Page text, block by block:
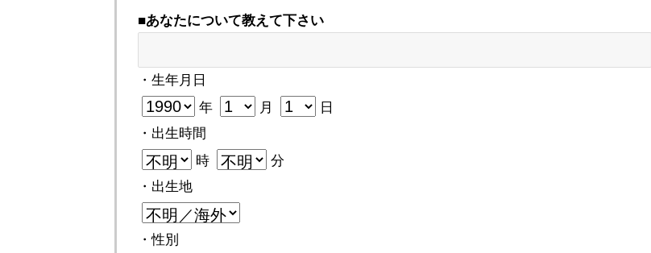
■あなたについて教えて下さい
・生年月日
年 月
日
・出生時間
時
分
・出生地
・性別